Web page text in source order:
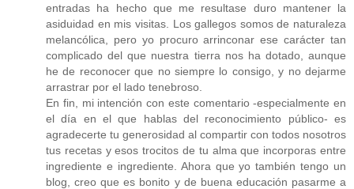
entradas ha hecho que me resultase duro mantener la
asiduidad en mis visitas. Los gallegos somos de naturaleza
melancólica, pero yo procuro arrinconar ese carácter tan
complicado del que nuestra tierra nos ha dotado, aunque
he de reconocer que no siempre lo consigo, y no dejarme
arrastrar por el lado tenebroso.
En fin, mi intención con este comentario -especialmente en
el día en el que hablas del reconocimiento público- es
agradecerte tu generosidad al compartir con todos nosotros
tus recetas y esos trocitos de tu alma que incorporas entre
ingrediente e ingrediente. Ahora que yo también tengo un
blog, creo que es bonito y de buena educación pasarme a